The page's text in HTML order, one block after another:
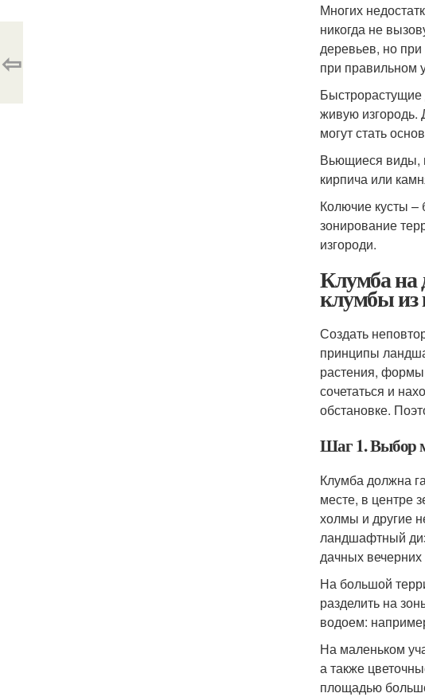
Многих
никогда не
деревьев, но при
при правильном
Быстрорастущие
живую изгородь.
могут стать
Вьющиеся виды,
кирпича или
Колючие кусты –
зонирование
изгороди.
Клумба на
клумбы из
Создать
принципы
растения,
сочетаться и
обстановке.
Шаг 1. Выбор
Клумба должна
месте, в центре
холмы и другие
ландшафтный
дачных вечерних
На большой
разделить на
водоем:
На маленьком
а также
площадью
⇦